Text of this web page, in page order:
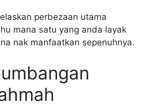
perbezaan utama
mana satu yang anda layak
nak manfaatkan sepenuhnya.